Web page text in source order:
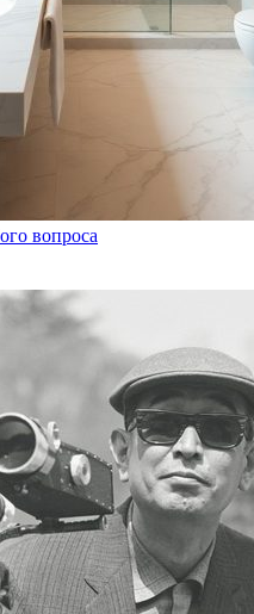
вопроса